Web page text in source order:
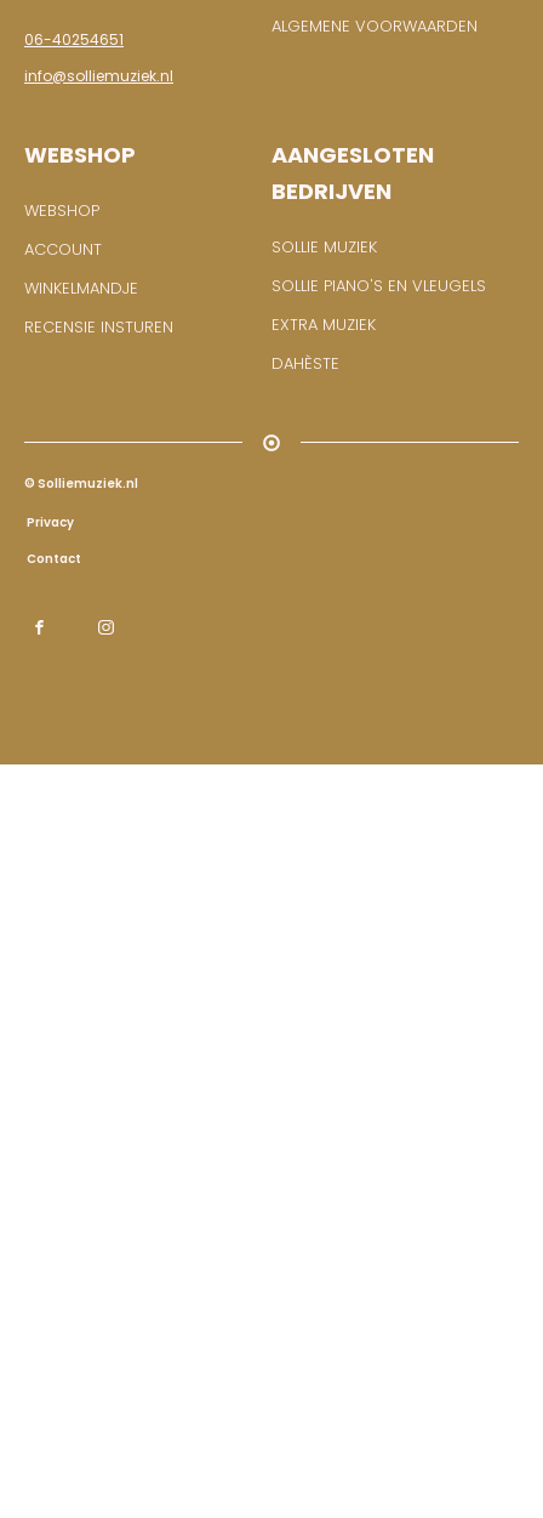
06-40254651
info@solliemuziek.nl
ALGEMENE VOORWAARDEN
WEBSHOP
WEBSHOP
ACCOUNT
WINKELMANDJE
RECENSIE INSTUREN
AANGESLOTEN
BEDRIJVEN
SOLLIE MUZIEK
SOLLIE PIANO'S EN VLEUGELS
EXTRA MUZIEK
DAHÈSTE
© Solliemuziek.nl
Privacy
Contact